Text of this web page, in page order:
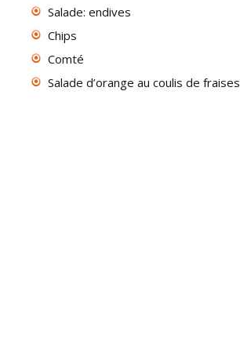
Salade: endives
Chips
Comté
Salade d’orange au coulis de fraises